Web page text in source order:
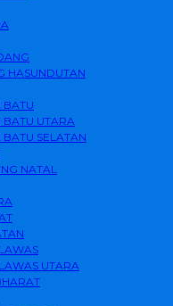
HASUNDUTAN
BATU
BATU UTARA
SELATAN
NATAL
UTARA